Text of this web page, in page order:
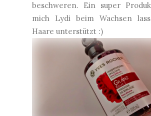
beschweren. Ein super
mich Lydi beim Wachsen
Haare unterstützt :)